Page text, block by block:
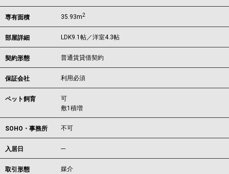
専有面積 35.93m2
部屋詳細 LDK9.1帖／洋室4.3帖
契約形態 普通賃貸借契約
保証会社 利用必須
ペット飼育
可
敷1積増
SOHO・事務所 不可
入居日 ---
取引形態 媒介